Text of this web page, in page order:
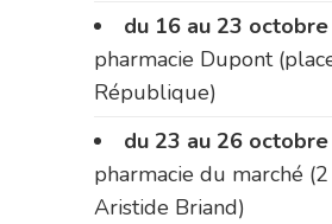
du 16 au 23 octobre
pharmacie Dupont
République)
du 23 au 26 octobre
pharmacie du marché
Aristide Briand)